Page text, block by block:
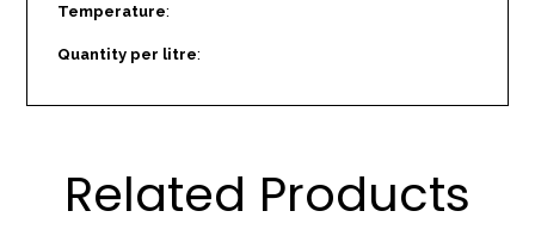
Temperature:
Quantity per litre:
Related Products